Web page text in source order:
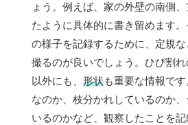
ょう。例えば、家の外壁の南側
たように具体的に書き留めます
の様子を記録するために、定規
撮るのが良いでしょう。ひび割れ
以外にも、 形状も重要な情報で
なのか、枝分かれしているのか
いるのかなど、観察したことを